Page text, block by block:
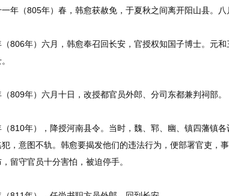
（805年）春，韩愈获赦免，于夏秋之间离开阳山县。八
年）六月，韩愈奉召回长安，官授权知国子博士。元和
年）六月十日，改授都官员外郎、分司东都兼判祠部。
年），降授河南县令。当时，魏、郓、幽、镇四藩镇各
，意图不轨。韩愈要揭发他们的违法行为，便部署官吏，
留守官员十分害怕，被迫停手。